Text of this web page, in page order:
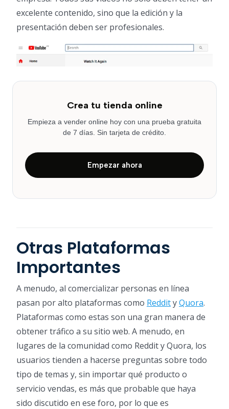
excelente contenido, sino que la edición y la
presentación deben ser profesionales.
Crea tu tienda online
Empieza a vender online hoy con una prueba gratuita
de 7 días. Sin tarjeta de crédito.
Empezar ahora
Otras Plataformas
Importantes
A menudo, al comercializar personas en línea
pasan por alto plataformas como ReddityQuora.
Plataformas como estas son una gran manera de
obtener tráfico a su sitio web. A menudo, en
lugares de la comunidad como Reddit y Quora, los
usuarios tienden a hacerse preguntas sobre todo
tipo de temas y, sin importar qué producto o
servicio vendas, es más que probable que haya
sido discutido en ese foro, por lo que es